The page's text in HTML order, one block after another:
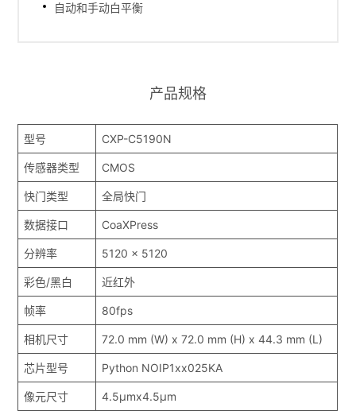
自动和手动白平衡
产品规格
型号 CXP-C5190N
传感器类型 CMOS
快门类型 全局快门
数据接口 CoaXPress
分辨率 5120 x 5120
彩色/黑白 近红外
帧率 80fps
相机尺寸 72.0 mm (W) x 72.0 mm (H) x 44.3 mm (L)
芯片型号 Python NOIP1xx025KA
像元尺寸 4.5μmx4.5μm